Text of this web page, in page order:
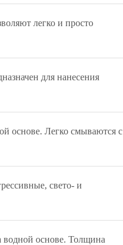
легко и просто
для нанесения
основе. Легко смываются с
свето- и
водной основе. Толщина